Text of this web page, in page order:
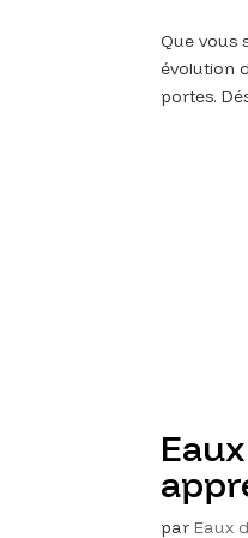
Que vous
évolution
portes.
par Eaux